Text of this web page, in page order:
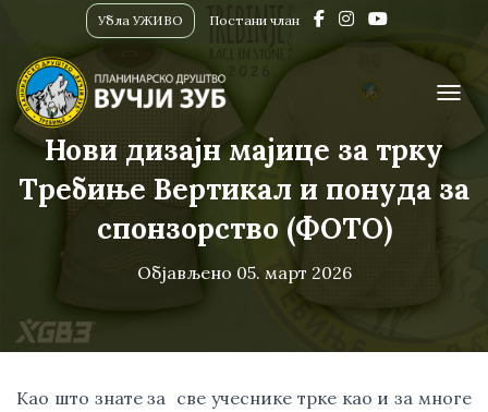
Убла УЖИВО Постани члан
Нови дизајн мајице за трку
Требиње Вертикал и понуда за
спонзорство (ФОТО)
Објављено 05. март 2026
Као што знате за све учеснике трке као и за многе